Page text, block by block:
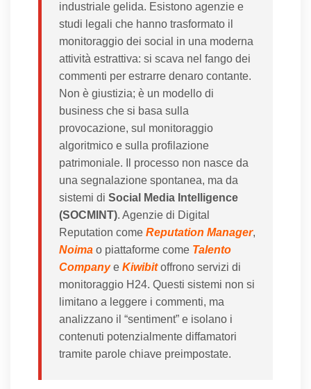
industriale gelida. Esistono agenzie e
studi legali che hanno trasformato il
monitoraggio dei social in una moderna
attività estrattiva: si scava nel fango dei
commenti per estrarre denaro contante.
Non è giustizia; è un modello di
business che si basa sulla
provocazione, sul monitoraggio
algoritmico e sulla profilazione
patrimoniale. Il processo non nasce da
una segnalazione spontanea, ma da
sistemi di Social Media Intelligence
(SOCMINT). Agenzie di Digital
Reputation come Reputation Manager,
Noima o piattaforme come Talento
Companye Kiwibitoffrono servizi di
monitoraggio H24. Questi sistemi non si
limitano a leggere i commenti, ma
analizzano il “sentiment” e isolano i
contenuti potenzialmente diffamatori
tramite parole chiave preimpostate.